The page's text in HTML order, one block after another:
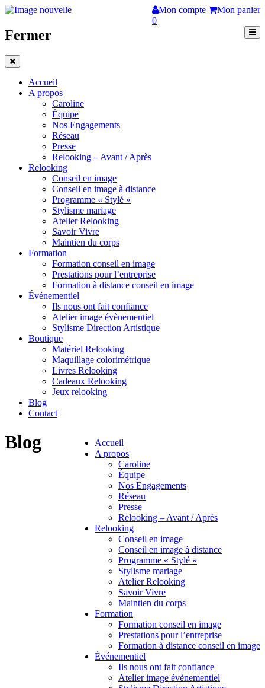
Mon compte
Mon panier
0
Fermer
Accueil
A propos
Caroline
Équipe
Nos Engagements
Réseau
Presse
Relooking – Avant / Après
Relooking
Conseil en image
Conseil en image à distance
Programme « Stylé »
Stylisme mariage
Atelier Relooking
Savoir Vivre
Maintien du corps
Formation
Formation conseil en image
Prestations pour l’entreprise
Formation à distance conseil en image
Événementiel
Ils nous ont fait confiance
Atelier image évènementiel
Stylisme Direction Artistique
Boutique
Matériel Relooking
Maquillage colorimétrique
Livres Relooking
Cadeaux Relooking
Jeux relooking
Blog
Contact
Accueil
A propos
Caroline
Équipe
Nos Engagements
Réseau
Presse
Relooking – Avant / Après
Relooking
Conseil en image
Conseil en image à distance
Programme « Stylé »
Stylisme mariage
Atelier Relooking
Savoir Vivre
Maintien du corps
Formation
Formation conseil en image
Prestations pour l’entreprise
Formation à distance conseil en image
Événementiel
Ils nous ont fait confiance
Atelier image évènementiel
Blog